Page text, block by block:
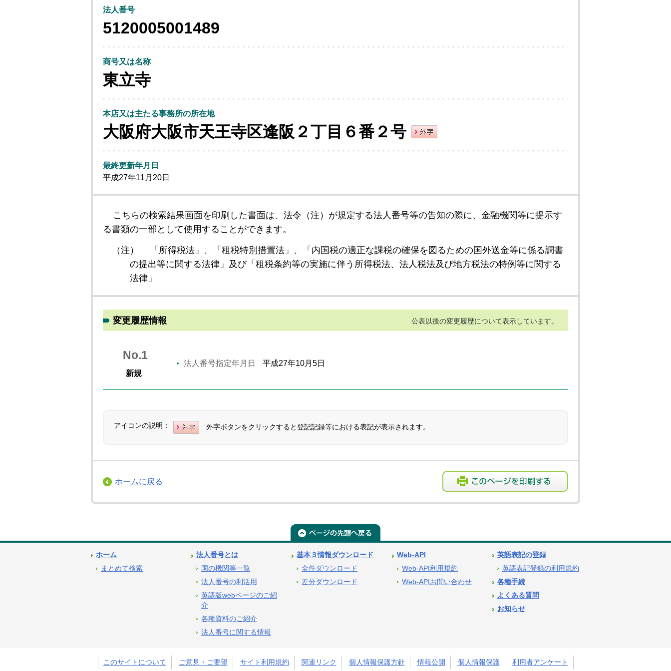
法人番号
5120005001489
商号又は名称
東立寺
本店又は主たる事務所の所在地
大阪府大阪市天王寺区逢阪２丁目６番２号
最終更新年月日
平成27年11月20日
こちらの検索結果画面を印刷した書面は、法令（注）が規定する法人番号等の告知の際に、金融機関等に提示す
る書類の一部として使用することができます。
（注）
「所得税法」、「租税特別措置法」、「内国税の適正な課税の確保を図るための国外送金等に係る調書
の提出等に関する法律」及び「租税条約等の実施に伴う所得税法、法人税法及び地方税法の特例等に関する
法律」
変更履歴情報 公表以後の変更履歴について表示しています。
No.1
新規
法人番号指定年月日 平成27年10月5日
アイコンの説明： 外字ボタンをクリックすると登記記録等における表記が表示されます。
ホームに戻る
ホーム
まとめて検索
法人番号とは
国の機関等一覧
法人番号の利活用
英語版webページのご紹
介
各種資料のご紹介
法人番号に関する情報
基本３情報ダウンロード
全件ダウンロード
差分ダウンロード
Web-API
Web-API利用規約
Web-APIお問い合わせ
英語表記の登録
英語表記登録の利用規約
各種手続
よくある質問
お知らせ
このサイトについて ご意見・ご要望 サイト利用規約 関連リンク 個人情報保護方針 情報公開 個人情報保護 利用者アンケート